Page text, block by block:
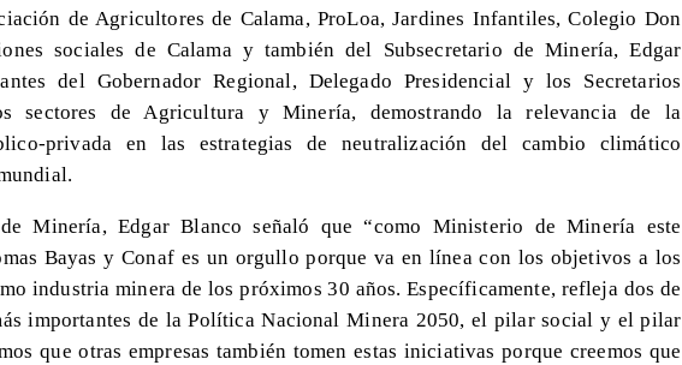
de Agricultores de Calama, ProLoa, Jardines Infantiles, Colegio Don
sociales de Calama y también del Subsecretario de Minería, Edgar
del Gobernador Regional, Delegado Presidencial y los Secretarios
sectores de Agricultura y Minería, demostrando la relevancia de la
privada en las estrategias de neutralización del cambio climático
Minería, Edgar Blanco señaló que “como Ministerio de Minería este
Bayas y Conaf es un orgullo porque va en línea con los objetivos a los
industria minera de los próximos 30 años. Específicamente, refleja dos de
importantes de la Política Nacional Minera 2050, el pilar social y el pilar
que otras empresas también tomen estas iniciativas porque creemos que